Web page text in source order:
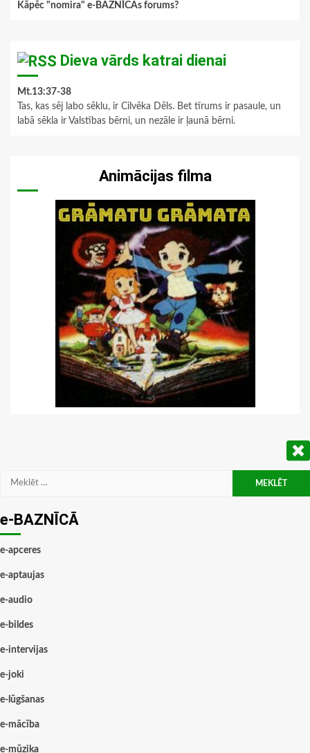
Kāpēc "nomira" e-BAZNĪCAs forums?
Dieva vārds katrai dienai
Mt.13:37-38
Tas, kas sēj labo sēklu, ir Cilvēka Dēls. Bet tīrums ir pasaule, un
labā sēkla ir Valstības bērni, un nezāle ir ļaunā bērni.
Animācijas filma
Meklēt:
e-BAZNĪCĀ
e-apceres
e-aptaujas
e-audio
e-bildes
e-intervijas
e-joki
e-lūgšanas
e-mācība
e-mūzika